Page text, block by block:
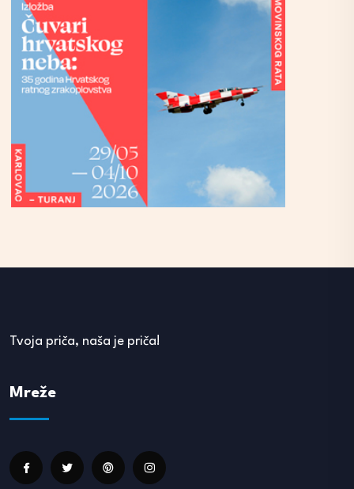
Tvoja priča, naša je priča!
Mreže